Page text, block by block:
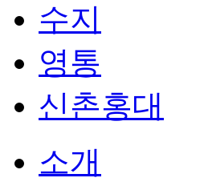
수지
영통
신촌홍대
소개